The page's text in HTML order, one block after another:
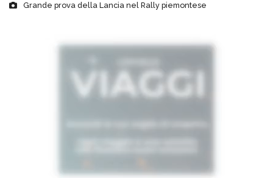
Grande prova della Lancia nel Rally piemontese